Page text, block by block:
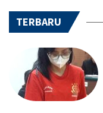
TERBARU